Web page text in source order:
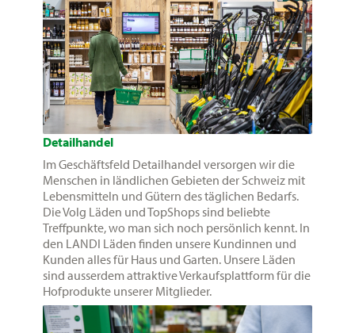
Detailhandel
Im Geschäftsfeld Detailhandel versorgen wir die
Menschen in ländlichen Gebieten der Schweiz mit
Lebensmitteln und Gütern des täglichen Bedarfs.
Die Volg Läden und TopShops sind beliebte
Treffpunkte, wo man sich noch persönlich kennt. In
den LANDI Läden finden unsere Kundinnen und
Kunden alles für Haus und Garten. Unsere Läden
sind ausserdem attraktive Verkaufsplattform für die
Hofprodukte unserer Mitglieder.